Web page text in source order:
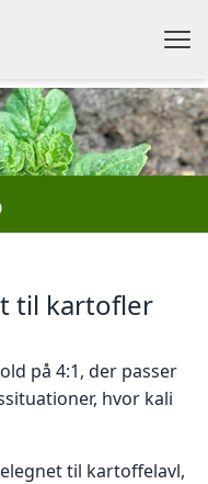
til kartofler
på 4:1, der passer
hvor kali
til kartoffelavl,